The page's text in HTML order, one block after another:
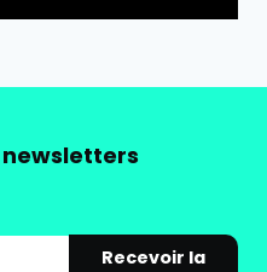
newsletters
Recevoir la